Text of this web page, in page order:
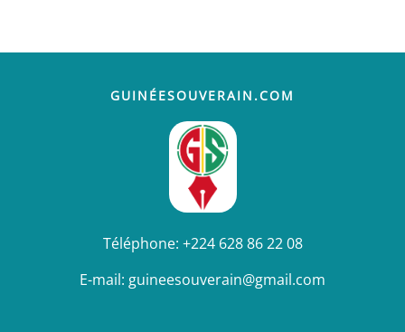
GUINÉESOUVERAIN.COM
Téléphone: +224 628 86 22 08
E-mail: guineesouverain@gmail.com